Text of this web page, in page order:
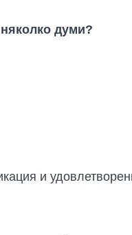
думи?
и